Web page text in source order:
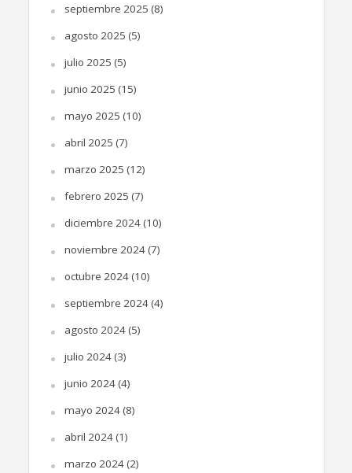
septiembre 2025 (8)
agosto 2025 (5)
julio 2025 (5)
junio 2025 (15)
mayo 2025 (10)
abril 2025 (7)
marzo 2025 (12)
febrero 2025 (7)
diciembre 2024(10)
noviembre 2024(7)
octubre 2024(10)
septiembre 2024(4)
agosto 2024(5)
julio 2024(3)
junio 2024(4)
mayo 2024(8)
abril 2024(1)
marzo 2024(2)